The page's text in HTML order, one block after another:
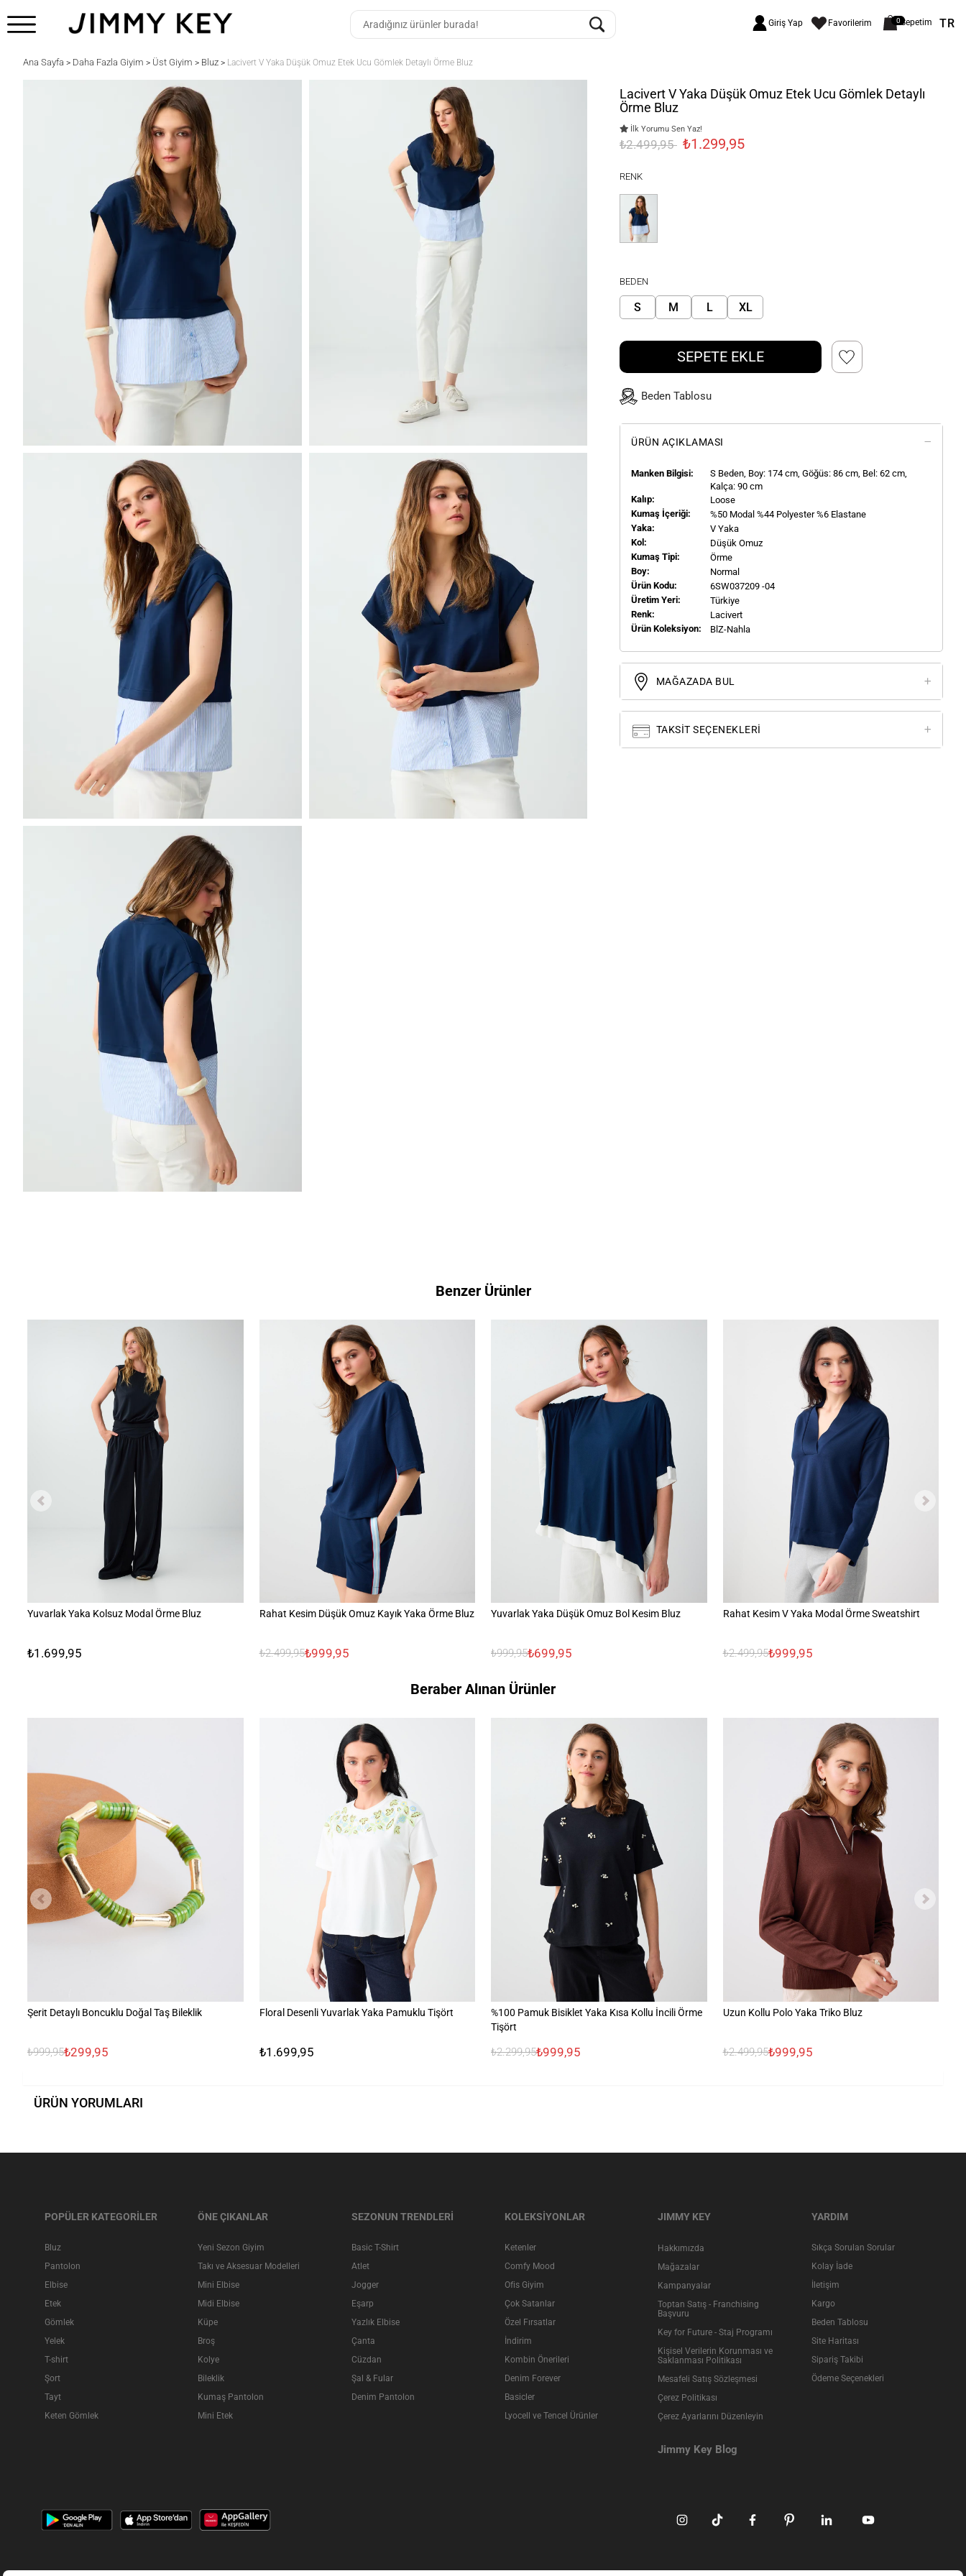
Giriş Yap Favorilerim 0Sepetim TR
Ana Sayfa > Daha Fazla Giyim > Üst Giyim > Bluz > Lacivert V Yaka Düşük Omuz Etek Ucu Gömlek Detaylı Örme Bluz
Lacivert V Yaka Düşük Omuz Etek Ucu Gömlek Detaylı
Örme Bluz
İlk Yorumu Sen Yaz!
₺2.499,95 ₺1.299,95
RENK
BEDEN
S M L XL
SEPETE EKLE
Beden Tablosu
ÜRÜN AÇIKLAMASI
Manken Bilgisi: S Beden, Boy: 174 cm, Göğüs: 86 cm, Bel: 62 cm,
Kalça: 90 cm
Kalıp:
Loose
Kumaş İçeriği:
%50 Modal %44 Polyester %6 Elastane
Yaka:
V Yaka
Kol:
Düşük Omuz
Kumaş Tipi:
Örme
Boy:
Normal
Ürün Kodu:
6SW037209 -04
Üretim Yeri:
Türkiye
Renk:
Lacivert
Ürün Koleksiyon:
BlZ-Nahla
MAĞAZADA BUL
TAKSIT SEÇENEKLERI
Benzer Ürünler
Yuvarlak Yaka Kolsuz Modal Örme Bluz
₺1.699,95
Rahat Kesim Düşük Omuz Kayık Yaka Örme Bluz
₺2.499,95₺999,95
Yuvarlak Yaka Düşük Omuz Bol Kesim Bluz
₺999,95₺699,95
Rahat Kesim V Yaka Modal Örme Sweatshirt
₺2.499,95₺999,95
Beraber Alınan Ürünler
Şerit Detaylı Boncuklu Doğal Taş Bileklik
₺999,95₺299,95
Floral Desenli Yuvarlak Yaka Pamuklu Tişört
₺1.699,95
%100 Pamuk Bisiklet Yaka Kısa Kollu İncili Örme
Tişört
₺2.299,95₺999,95
Uzun Kollu Polo Yaka Triko Bluz
₺2.499,95₺999,95
ÜRÜN YORUMLARI
POPÜLER KATEGORİLER
Bluz
Pantolon
Elbise
Etek
Gömlek
Yelek
T-shirt
Şort
Tayt
Keten Gömlek
ÖNE ÇIKANLAR
Yeni Sezon Giyim
Takı ve Aksesuar Modelleri
Mini Elbise
Midi Elbise
Küpe
Broş
Kolye
Bileklik
Kumaş Pantolon
Mini Etek
SEZONUN TRENDLERİ
Basic T-Shirt
Atlet
Jogger
Eşarp
Yazlık Elbise
Çanta
Cüzdan
Şal & Fular
Denim Pantolon
KOLEKSİYONLAR
Ketenler
Comfy Mood
Ofis Giyim
Çok Satanlar
Özel Fırsatlar
İndirim
Kombin Önerileri
Denim Forever
Basicler
Lyocell ve Tencel Ürünler
JIMMY KEY
Hakkımızda
Mağazalar
Kampanyalar
Toptan Satış - Franchising
Başvuru
Key for Future - Staj Programı
Kişisel Verilerin Korunması ve
Saklanması Politikası
Mesafeli Satış Sözleşmesi
Çerez Politikası
Çerez Ayarlarını Düzenleyin
Jimmy Key Blog
YARDIM
Sıkça Sorulan Sorular
Kolay İade
İletişim
Kargo
Beden Tablosu
Site Haritası
Sipariş Takibi
Ödeme Seçenekleri